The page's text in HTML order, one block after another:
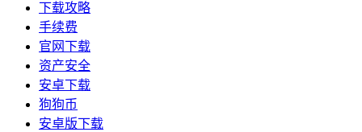
下载攻略
手续费
官网下载
资产安全
安卓下载
狗狗币
安卓版下载